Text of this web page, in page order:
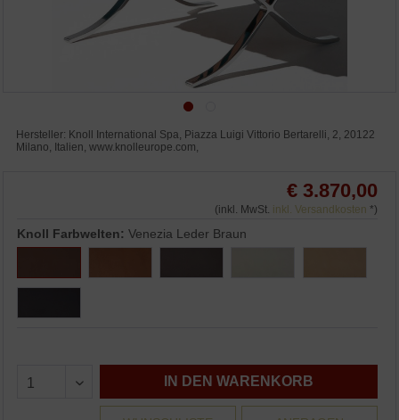
Hersteller: Knoll International Spa, Piazza Luigi Vittorio Bertarelli, 2, 20122
Milano, Italien, www.knolleurope.com,
€ 3.870,00
(inkl. MwSt. inkl. Versandkosten *)
Knoll Farbwelten:Venezia Leder Braun
IN DEN WARENKORB